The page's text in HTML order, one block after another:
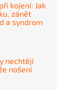
kojení: Jak
zánět
a syndrom
nechtějí
nošení